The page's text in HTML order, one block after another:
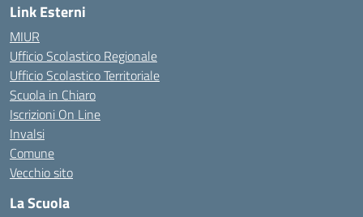
Link Esterni
MIUR
Ufficio Scolastico Regionale
Ufficio Scolastico Territoriale
Scuola in Chiaro
Iscrizioni On Line
Invalsi
Comune
Vecchio sito
La Scuola